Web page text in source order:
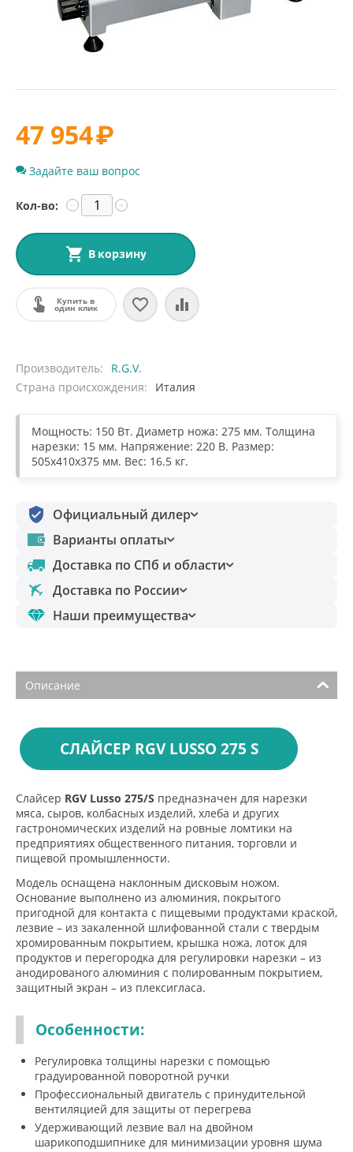
47 954₽
Задайте ваш вопрос
Кол-во: +
−
В корзину
Купить в
один клик
Производитель
R.G.V.
Страна происхождения
Италия
Мощность: 150 Вт. Диаметр ножа: 275 мм. Толщина
нарезки: 15 мм. Напряжение: 220 В. Размер:
505x410x375 мм. Вес: 16.5 кг.
Официальный дилер
Варианты оплаты
Доставка по СПб и области
Доставка по России
Наши преимущества
Описание
СЛАЙСЕР RGV LUSSO 275 S
Слайсер RGV Lusso 275/S предназначен для нарезки
мяса, сыров, колбасных изделий, хлеба и других
гастрономических изделий на ровные ломтики на
предприятиях общественного питания, торговли и
пищевой промышленности.
Модель оснащена наклонным дисковым ножом.
Основание выполнено из алюминия, покрытого
пригодной для контакта с пищевыми продуктами краской,
лезвие – из закаленной шлифованной стали с твердым
хромированным покрытием, крышка ножа, лоток для
продуктов и перегородка для регулировки нарезки – из
анодированого алюминия с полированным покрытием,
защитный экран – из плексигласа.
Особенности:
Регулировка толщины нарезки с помощью
градуированной поворотной ручки
Профессиональный двигатель с принудительной
вентиляцией для защиты от перегрева
Удерживающий лезвие вал на двойном
шарикоподшипнике для минимизации уровня шума